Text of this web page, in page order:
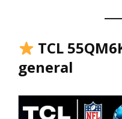
TCL
general